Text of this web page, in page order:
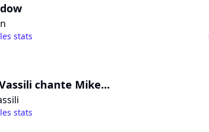
stats
chante Mike...
stats